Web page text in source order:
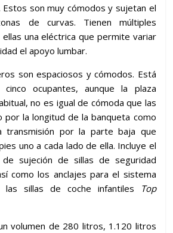
son muy cómodos y sujetan el
de curvas. Tienen múltiples
una eléctrica que permite variar
el apoyo lumbar.
son espaciosos y cómodos. Está
cinco ocupantes, aunque la plaza
no es igual de cómoda que las
la longitud de la banqueta como
por la parte baja que
uno a cada lado de ella. Incluye el
sujeción de sillas de seguridad
como los anclajes para el sistema
las sillas de coche infantiles
Top
volumen de 280 litros, 1.120 litros